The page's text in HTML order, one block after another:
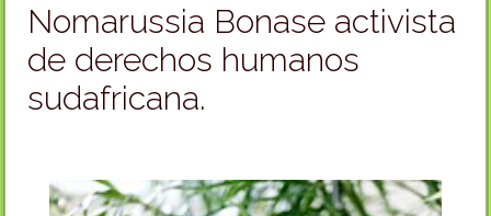
Nomarussia Bonase activista
de derechos humanos
sudafricana.